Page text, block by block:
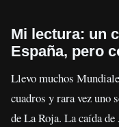
Mi lectura: un
España, pero
Llevo muchos
cuadros y rara vez uno
de La Roja. La caída